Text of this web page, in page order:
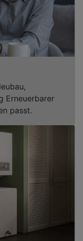
Erneuerbarer
passt.